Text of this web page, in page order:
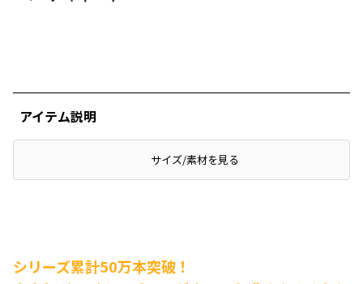
アイテム説明
サイズ/素材を見る
シリーズ累計50万本突破！